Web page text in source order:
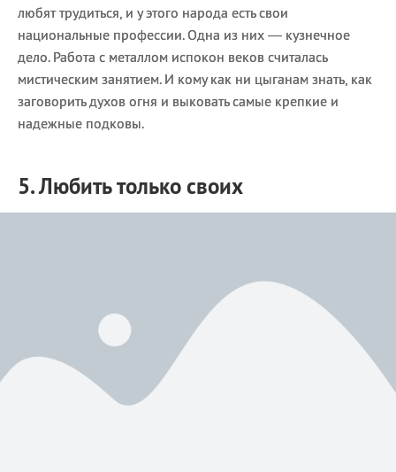
любят трудиться, и у этого народа есть свои
национальные профессии. Одна из них — кузнечное
дело. Работа с металлом испокон веков считалась
мистическим занятием. И кому как ни цыганам знать, как
заговорить духов огня и выковать самые крепкие и
надежные подковы.
5. Любить только своих